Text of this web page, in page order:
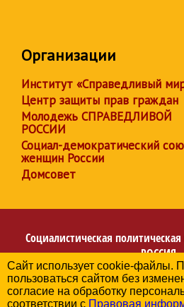
Организации
Институт «Справедливый
Центр защиты прав граждан
Молодежь СПРАВЕДЛИВОЙ
РОССИИ
Социал-демократический
женщин России
Домсовет
Социалистическая
РОССИЯ
Региональное отделение партии
Осетия-
© 2006-
Сайт использует cookie-файлы.
пользоваться сайтом без
согласие на обработку
соответствии с Правовая